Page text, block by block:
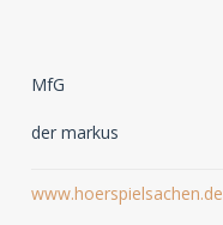
MfG
der markus
www.hoerspielsachen.de